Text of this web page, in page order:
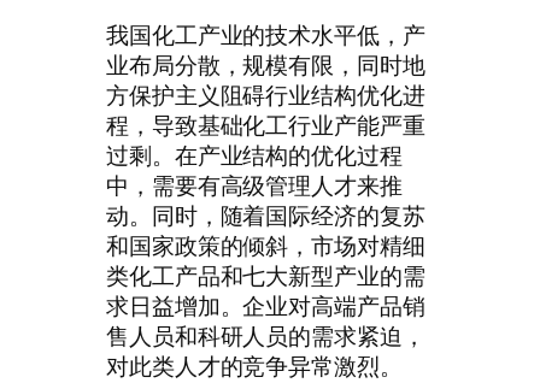
我国化工产业的技术水平低，产
业布局分散，规模有限，同时地
方保护主义阻碍行业结构优化进
程，导致基础化工行业产能严重
过剩。在产业结构的优化过程
中，需要有高级管理人才来推
动。同时，随着国际经济的复苏
和国家政策的倾斜，市场对精细
类化工产品和七大新型产业的需
求日益增加。企业对高端产品销
售人员和科研人员的需求紧迫，
对此类人才的竞争异常激烈。